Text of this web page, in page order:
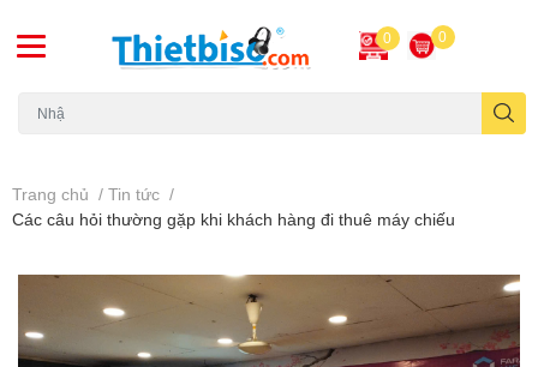
0 0
Trang chủ / Tin tức /
Các câu hỏi thường gặp khi khách hàng đi thuê máy chiếu